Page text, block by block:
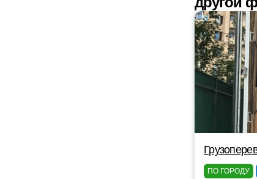
ПО ГОРОДУ